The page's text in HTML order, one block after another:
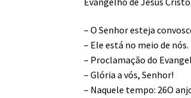
– O Senhor esteja
– Ele está no meio de nós.
– Proclamação do
– Glória a vós, Senhor!
– Naquele tempo: 26O